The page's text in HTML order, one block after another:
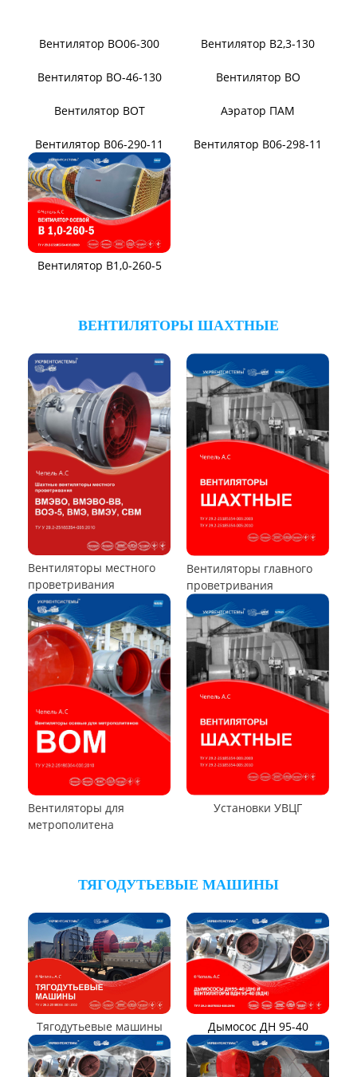
Вентилятор ВЦП 5-45
Вентилятор ВЦП
Вентилятор ВЦП 6-45 Вентилятор ВЦП 7-40
Вентилятор ВПЗ Вентилятор В-ЦП8
Вентилятор В-Ц6-30 Виброизоляторы ВРВ
Виброизоляторы ДО
ВЕНТИЛЯТОРЫ ОСЕВЫЕ
Вентилятор ВО06-300 Вентилятор В2,3-130
Вентилятор ВО-46-130 Вентилятор ВО
Вентилятор ВОТ Аэратор ПАМ
Вентилятор В06-290-11 Вентилятор В06-298-11
Вентилятор В1,0-260-5